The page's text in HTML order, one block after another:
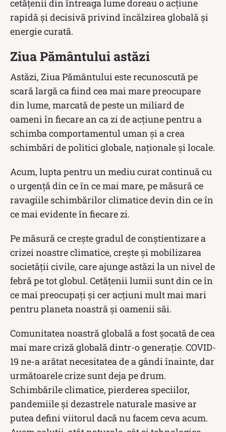
cetățenii din întreaga lume doreau o acțiune
rapidă și decisivă privind încălzirea globală și
energie curată.
Ziua Pământului astăzi
Astăzi, Ziua Pământului este recunoscută pe
scară largă ca fiind cea mai mare preocupare
din lume, marcată de peste un miliard de
oameni în fiecare an ca zi de acțiune pentru a
schimba comportamentul uman și a crea
schimbări de politici globale, naționale și locale.
Acum, lupta pentru un mediu curat continuă cu
o urgență din ce în ce mai mare, pe măsură ce
ravagiile schimbărilor climatice devin din ce în
ce mai evidente în fiecare zi.
Pe măsură ce crește gradul de conștientizare a
crizei noastre climatice, crește și mobilizarea
societății civile, care ajunge astăzi la un nivel de
febră pe tot globul. Cetățenii lumii sunt din ce în
ce mai preocupați și cer acțiuni mult mai mari
pentru planeta noastră și oamenii săi.
Comunitatea noastră globală a fost șocată de cea
mai mare criză globală dintr-o generație. COVID-
19 ne-a arătat necesitatea de a gândi înainte, dar
următoarele crize sunt deja pe drum.
Schimbările climatice, pierderea speciilor,
pandemiile și dezastrele naturale masive ar
putea defini viitorul dacă nu facem ceva acum.